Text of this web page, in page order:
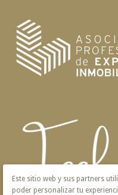
Este sitio web y sus partners
poder personalizar tu